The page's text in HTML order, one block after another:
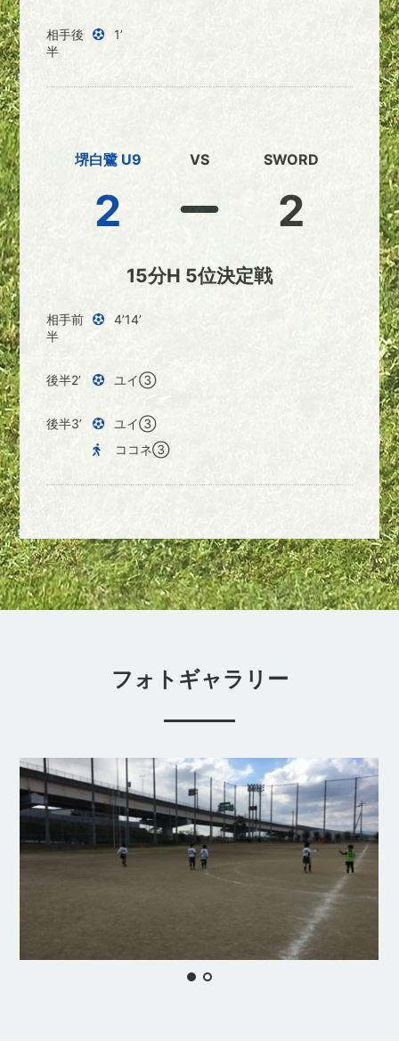
相手後
半
1’
堺白鷺 U9
2
VS SWORD
2
15分H 5位決定戦
相手前
半
4’14’
後半2’ ユイ③
後半3’
ユイ③
ココネ③
フォトギャラリー